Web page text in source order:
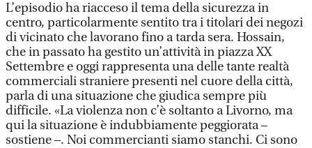
L’episodio ha riacceso il tema della sicurezza in
centro, particolarmente sentito tra i titolari dei negozi
di vicinato che lavorano fino a tarda sera. Hossain,
che in passato ha gestito un’attività in piazza XX
Settembre e oggi rappresenta una delle tante realtà
commerciali straniere presenti nel cuore della città,
parla di una situazione che giudica sempre più
difficile. «La violenza non c’è soltanto a Livorno, ma
qui la situazione è indubbiamente peggiorata –
sostiene –. Noi commercianti siamo stanchi. Ci sono